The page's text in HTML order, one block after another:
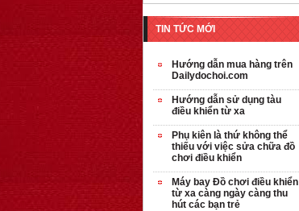
TIN TỨC MỚI
Hướng dẫn mua hàng trên
Dailydochoi.com
Hướng dẫn sử dụng tàu
điều khiển từ xa
Phụ kiên là thứ không thể
thiếu với việc sửa chữa đồ
chơi điều khiển
Máy bay Đồ chơi điều khiển
từ xa càng ngày càng thu
hút các bạn trẻ